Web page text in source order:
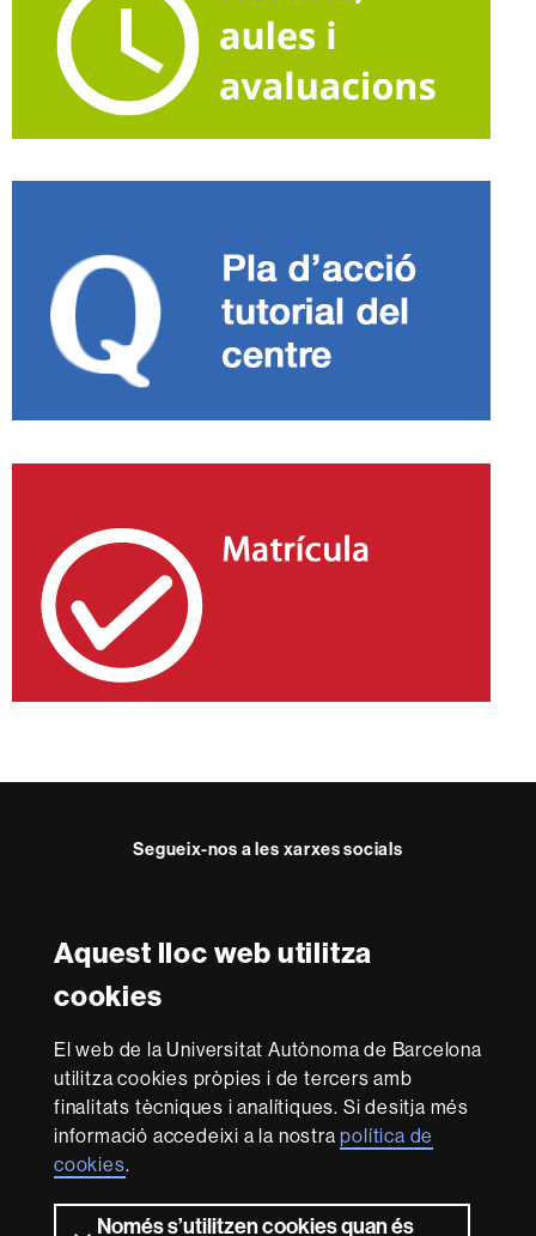
Aquest lloc web utilitza
cookies
El web de la Universitat Autònoma de Barcelona
utilitza cookies pròpies i de tercers amb
finalitats tècniques i analítiques. Si desitja més
informació accedeixi a la nostrapolítica de
cookies.
Només s’utilitzen cookies quan és
Segueix-nos a les xarxes socials
FacultatUAB
Reconeixement internacional de l'excel·lència
in
Research
-
Euraxess
Amb el finançament de
Sobre